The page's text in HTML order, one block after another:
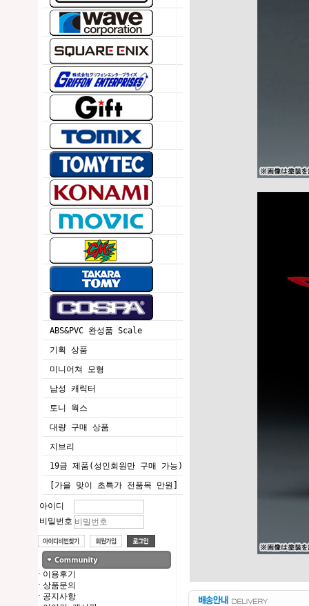
ABS&PVC 완성품 Scale
기획 상품
미니어쳐 모형
남성 캐릭터
토니 웍스
대량 구매 상품
지브리
19금 제품(성인회원만 구매 가능)
[가을 맞이 초특가 전품목 만원]
아이디
비밀번호
· 이용후기
· 상품문의
· 공지사항